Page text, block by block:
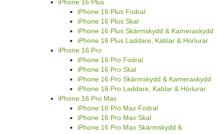
iPhone 16 Plus
iPhone 16 Plus Fodral
iPhone 16 Plus Skal
iPhone 16 Plus Skärmskydd & Kameraskydd
iPhone 16 Plus Laddare, Kablar & Hörlurar
iPhone 16 Pro
iPhone 16 Pro Fodral
iPhone 16 Pro Skal
iPhone 16 Pro Skärmskydd & Kameraskydd
iPhone 16 Pro Laddare, Kablar & Hörlurar
iPhone 16 Pro Max
iPhone 16 Pro Max Fodral
iPhone 16 Pro Max Skal
iPhone 16 Pro Max Skärmskydd &